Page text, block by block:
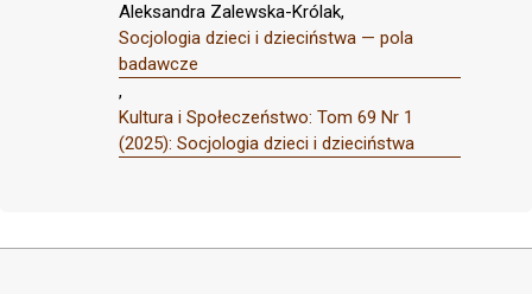
Aleksandra Zalewska-Królak,
Socjologia dzieci i dzieciństwa — pola
badawcze
,
Kultura i Społeczeństwo: Tom 69 Nr 1
(2025): Socjologia dzieci i dzieciństwa